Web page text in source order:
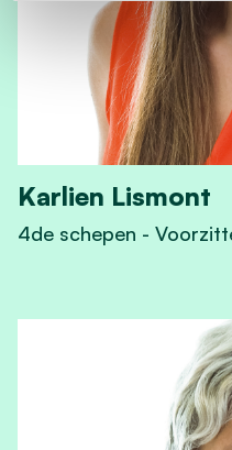
Karlien Lismont
4de schepen -